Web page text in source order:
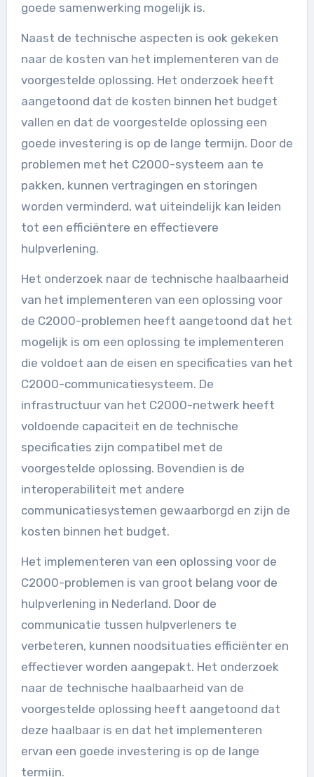
goede samenwerking mogelijk is.
Naast de technische aspecten is ook gekeken
naar de kosten van het implementeren van de
voorgestelde oplossing. Het onderzoek heeft
aangetoond dat de kosten binnen het budget
vallen en dat de voorgestelde oplossing een
goede investering is op de lange termijn. Door de
problemen met het C2000-systeem aan te
pakken, kunnen vertragingen en storingen
worden verminderd, wat uiteindelijk kan leiden
tot een efficiëntere en effectievere
hulpverlening.
Het onderzoek naar de technische haalbaarheid
van het implementeren van een oplossing voor
de C2000-problemen heeft aangetoond dat het
mogelijk is om een oplossing te implementeren
die voldoet aan de eisen en specificaties van het
C2000-communicatiesysteem. De
infrastructuur van het C2000-netwerk heeft
voldoende capaciteit en de technische
specificaties zijn compatibel met de
voorgestelde oplossing. Bovendien is de
interoperabiliteit met andere
communicatiesystemen gewaarborgd en zijn de
kosten binnen het budget.
Het implementeren van een oplossing voor de
C2000-problemen is van groot belang voor de
hulpverlening in Nederland. Door de
communicatie tussen hulpverleners te
verbeteren, kunnen noodsituaties efficiënter en
effectiever worden aangepakt. Het onderzoek
naar de technische haalbaarheid van de
voorgestelde oplossing heeft aangetoond dat
deze haalbaar is en dat het implementeren
ervan een goede investering is op de lange
termijn.